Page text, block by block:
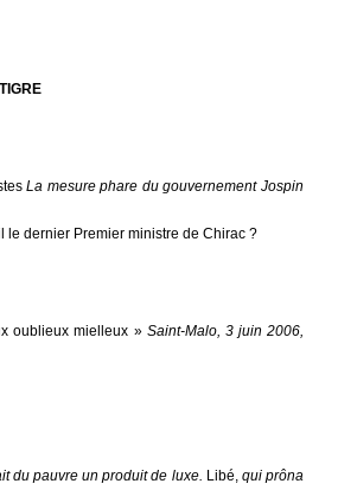
La mesure phare du gouvernement Jospin
le dernier Premier ministre de Chirac ?
oublieux mielleux » Saint-Malo, 3 juin 2006,
du pauvre un produit de luxe. Libé, qui prôna